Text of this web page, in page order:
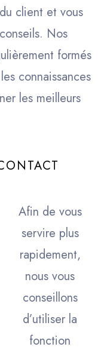
client et vous
Nos
formés
connaissances
les meilleurs
Afin de vous
servire plus
rapidement,
nous vous
conseillons
d’utiliser la
fonction